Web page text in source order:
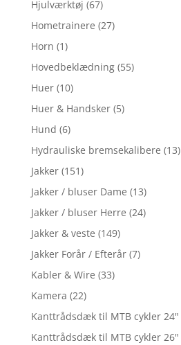
Hjulværktøj (67)
Hometrainere (27)
Horn (1)
Hovedbeklædning (55)
Huer (10)
Huer & Handsker (5)
Hund (6)
Hydrauliske bremsekalibere (13)
Jakker (151)
Jakker / bluser Dame (13)
Jakker / bluser Herre (24)
Jakker & veste (149)
Jakker Forår / Efterår (7)
Kabler & Wire (33)
Kamera (22)
Kanttrådsdæk til MTB cykler 24"
Kanttrådsdæk til MTB cykler 26"